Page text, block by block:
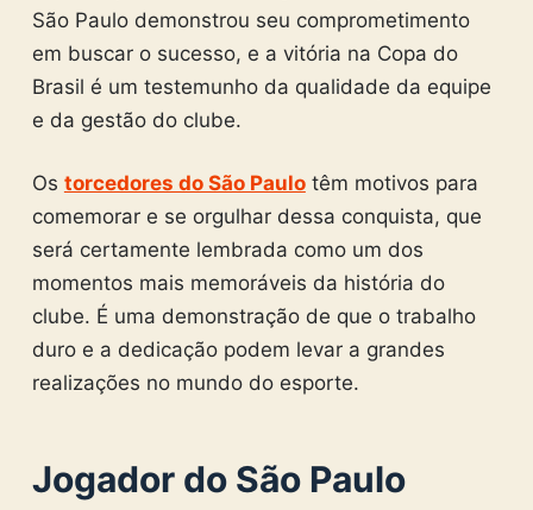
São Paulo demonstrou seu comprometimento
em buscar o sucesso, e a vitória na Copa do
Brasil é um testemunho da qualidade da equipe
e da gestão do clube.
Os torcedores do São Paulotêm motivos para
comemorar e se orgulhar dessa conquista, que
será certamente lembrada como um dos
momentos mais memoráveis da história do
clube. É uma demonstração de que o trabalho
duro e a dedicação podem levar a grandes
realizações no mundo do esporte.
Jogador do São Paulo